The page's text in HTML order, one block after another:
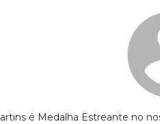
é Medalha Estreante no